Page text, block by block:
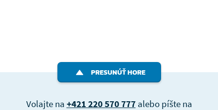
PRESUNÚŤ HORE
Volajte na +421 220 570 777alebo píšte na